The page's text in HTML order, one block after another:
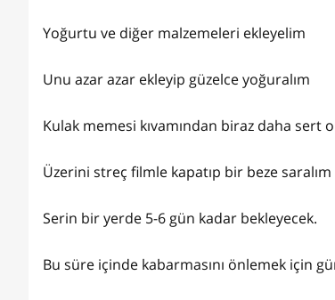
Yoğurtu ve diğer malzemeleri ekleyelim
Unu azar azar ekleyip güzelce yoğuralım
Kulak memesi kıvamından biraz daha
Üzerini streç filmle kapatıp bir beze saralım
Serin bir yerde 5-6 gün kadar bekleyecek.
Bu süre içinde kabarmasını önlemek için